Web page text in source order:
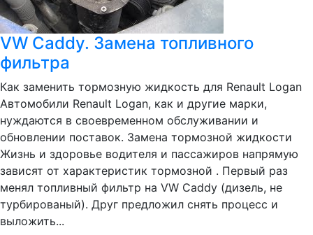
VW Caddy. Замена топливного
фильтра
Как заменить тормозную жидкость для Renault Logan
Автомобили Renault Logan, как и другие марки,
нуждаются в своевременном обслуживании и
обновлении поставок. Замена тормозной жидкости
Жизнь и здоровье водителя и пассажиров напрямую
зависят от характеристик тормозной . Первый раз
менял топливный фильтр на VW Caddy (дизель, не
турбированый). Друг предложил снять процесс и
выложить...